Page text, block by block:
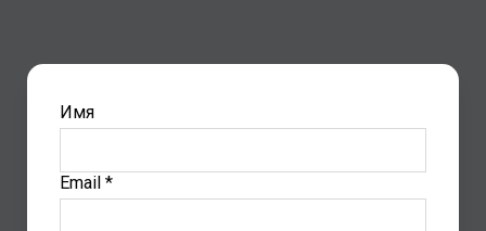
Имя
Email *